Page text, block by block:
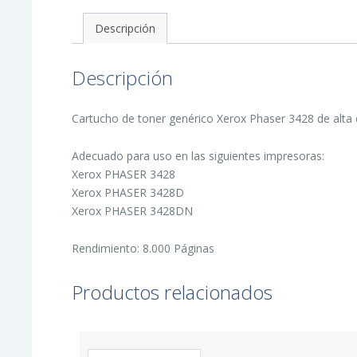
Descripción
Descripción
Cartucho de toner genérico Xerox Phaser 3428 de alta
Adecuado para uso en las siguientes impresoras:
Xerox PHASER 3428
Xerox PHASER 3428D
Xerox PHASER 3428DN
Rendimiento: 8.000 Páginas
Productos relacionados